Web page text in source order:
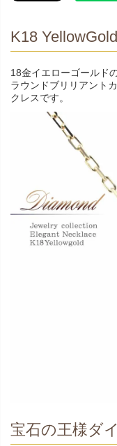
K18
18金イエローゴールド
ラウンドブリリアント
クレスです。
宝石の王様ダ